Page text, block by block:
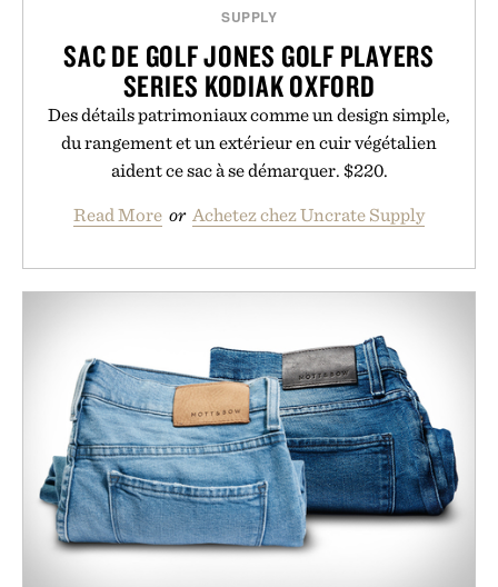
SUPPLY
SAC DE GOLF JONES GOLF PLAYERS
SERIES KODIAK OXFORD
Des détails patrimoniaux comme un design simple,
du rangement et un extérieur en cuir végétalien
aident ce sac à se démarquer. $220.
Read More or Achetez chez Uncrate Supply